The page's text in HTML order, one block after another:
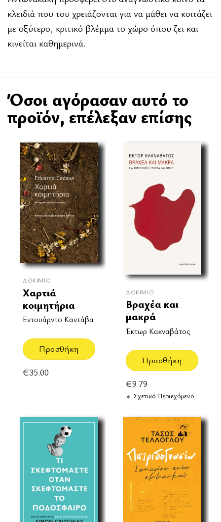
κλειδιά που του χρειάζονται για να μάθει να κοιτάζει
με οξύτερο, κριτικό βλέμμα το χώρο όπου ζει και
κινείται καθημερινά.
Όσοι αγόρασαν αυτό το
προϊόν, επέλεξαν επίσης
ΔΟΚΊΜΙΟ
Χαρτιά
κοιμητήρια
Εντουάρντο Καντάβα
Προσθήκη
€35.00
ΔΟΚΊΜΙΟ
Βραχέα και
μακρά
Έκτωρ Κακναβάτος
Προσθήκη
€9.79
Σχετικό Περιεχόμενο